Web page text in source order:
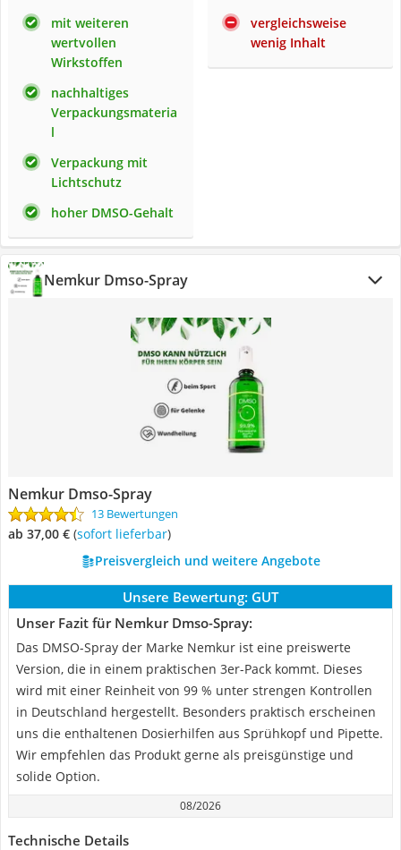
mit weiteren
wertvollen
Wirkstoffen
nachhaltiges
Verpackungsmateria
l
Verpackung mit
Lichtschutz
hoher DMSO-Gehalt
vergleichsweise
wenig Inhalt
Nemkur Dmso-Spray
Nemkur Dmso-Spray
13 Bewertungen
ab 37,00 € ( Sofort lieferbar)
Preisvergleich und weitere Angebote
Unsere Bewertung: GUT
Unser Fazit für Nemkur Dmso-Spray:
Das DMSO-Spray der Marke Nemkur ist eine preiswerte
Version, die in einem praktischen 3er-Pack kommt. Dieses
wird mit einer Reinheit von 99 % unter strengen Kontrollen
in Deutschland hergestellt. Besonders praktisch erscheinen
uns die enthaltenen Dosierhilfen aus Sprühkopf und Pipette.
Wir empfehlen das Produkt gerne als preisgünstige und
solide Option.
08/2026
Technische Details